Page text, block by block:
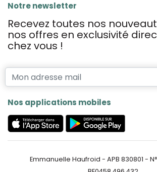
Notre newsletter
Recevez toutes nos
nos offres en exclusivité
chez vous !
Nos applications mobiles
Emmanuelle Haufroid - APB 830801 -